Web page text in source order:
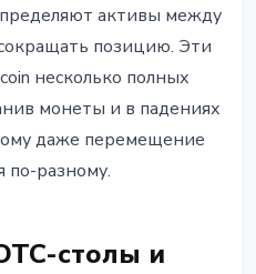
активы между
позицию. Эти
несколько полных
монеты и в падениях
даже перемещение
по-разному.
столы и